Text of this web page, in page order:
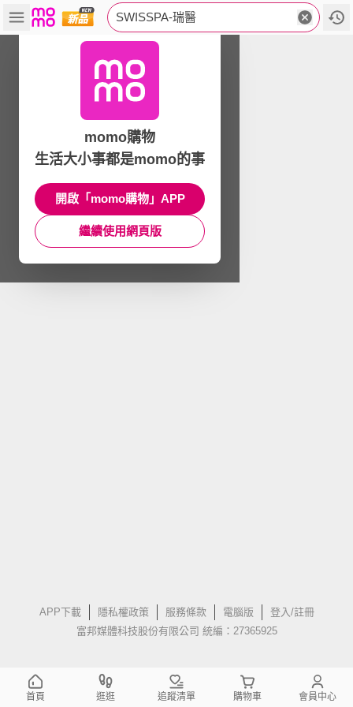
SWISSPA-瑞醫
APP下載 隱私權政策 服務條款 電腦版
登入/註冊
富邦媒體科技股份有限公司 統編：27365925
momo購物
生活大小事都是momo的事
開啟「momo購物」APP
繼續使用網頁版
首頁 逛逛 追蹤清單 購物車 會員中心